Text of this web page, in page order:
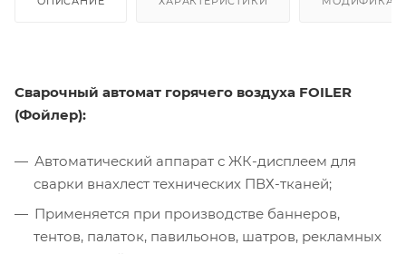
Сварочный автомат горячего воздуха FOILER
(Фойлер):
Автоматический аппарат с ЖК-дисплеем для
сварки внахлест технических ПВХ-тканей;
Применяется при производстве баннеров,
тентов, палаток, павильонов, шатров, рекламных